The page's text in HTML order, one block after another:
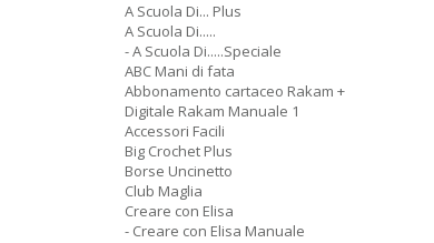
A Scuola Di... Plus
A Scuola Di.....
- A Scuola Di.....Speciale
ABC Mani di fata
Abbonamento cartaceo Rakam +
Digitale Rakam Manuale 1
Accessori Facili
Big Crochet Plus
Borse Uncinetto
Club Maglia
Creare con Elisa
- Creare con Elisa Manuale